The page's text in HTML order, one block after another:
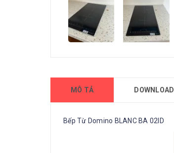
MÔ TẢ DOWNLOAD
Bếp Từ Domino BLANC BA 02ID